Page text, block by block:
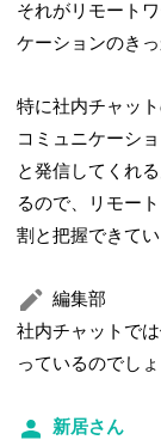
それがリモート
ケーションのき
特に社内チャッ
コミュニケーシ
と発信してくれ
るので、リモー
割と把握できてい
編集部
社内チャットで
っているのでしょ
新居さん